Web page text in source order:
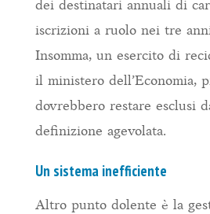
dei destinatari annuali di
iscrizioni a ruolo nei tre
Insomma, un esercito di
il ministero dell’Economia,
dovrebbero restare esclusi
definizione agevolata.
Un sistema inefficiente
Altro punto dolente è la